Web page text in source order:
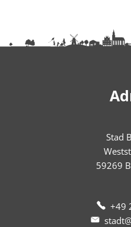
Stad
59269
+49